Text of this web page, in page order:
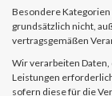
Besondere
grundsätzlich nicht,
vertragsgemäßen
Wir verarbeiten
Leistungen
sofern diese für die